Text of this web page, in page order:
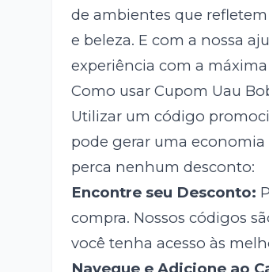
de ambientes que
e beleza. E com a nossa
experiência com a
Como usar Cupom Uau
Utilizar um código
pode gerar uma economia
perca nenhum desconto:
Encontre seu Desconto:
compra. Nossos códigos
você tenha acesso às